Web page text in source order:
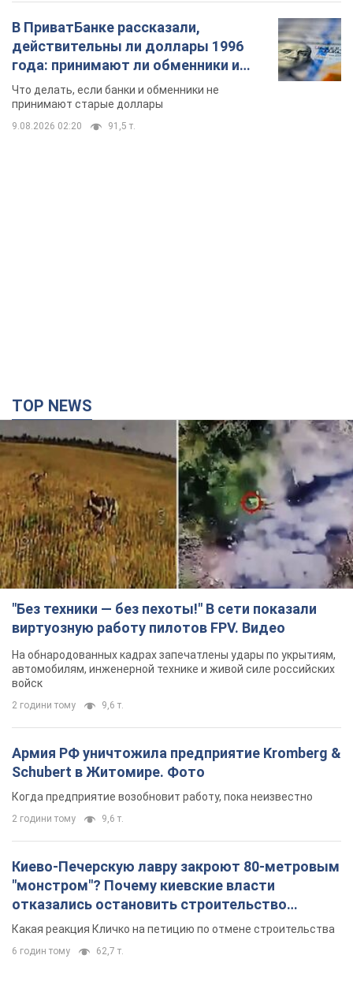
В ПриватБанке рассказали,
действительны ли доллары 1996
года: принимают ли обменники и
банки такие купюры
Что делать, если банки и обменники не
принимают старые доллары
9.08.2026 02:20 91,5 т.
TOP NEWS
"Без техники — без пехоты!" В сети показали
виртуозную работу пилотов FPV. Видео
На обнародованных кадрах запечатлены удары по укрытиям,
автомобилям, инженерной технике и живой силе российских
войск
2 години тому 9,6 т.
Армия РФ уничтожила предприятие Kromberg &
Schubert в Житомире. Фото
Когда предприятие возобновит работу, пока неизвестно
2 години тому 9,6 т.
Киево-Печерскую лавру закроют 80-метровым
"монстром"? Почему киевские власти
отказались остановить строительство
небоскреба "московского верующего"
Какая реакция Кличко на петицию по отмене строительства
6 годин тому 62,7 т.